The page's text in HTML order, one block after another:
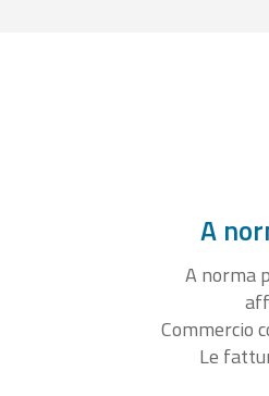
A
A norma
Commercio
Le